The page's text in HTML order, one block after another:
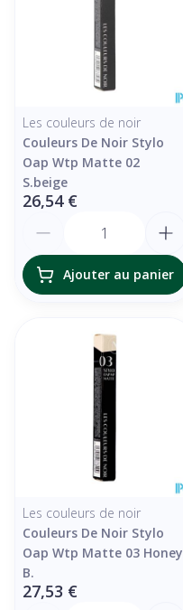
Les couleurs de noir
Couleurs De Noir Stylo
Oap Wtp Matte 02
S.beige
26,54 €
Ajouter au panier
Les couleurs de noir
Couleurs De Noir Stylo
Oap Wtp Matte 03 Honey
B.
27,53 €